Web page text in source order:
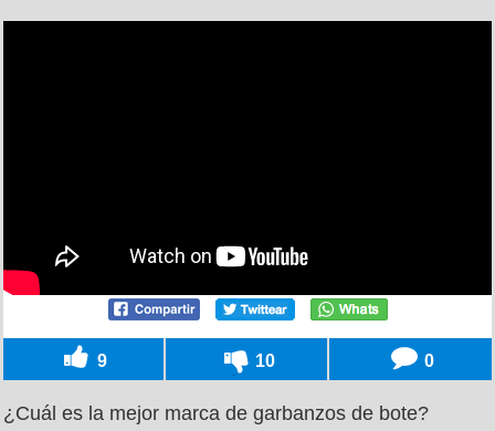
9 10 0
¿Cuál es la mejor marca de garbanzos de bote?